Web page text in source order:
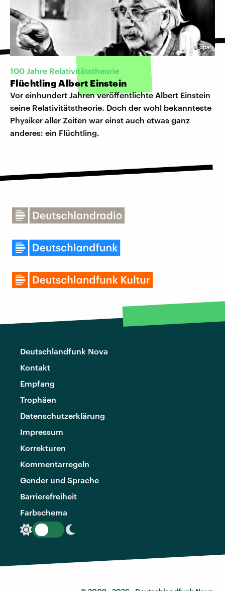
©dpa
100 Jahre Relativitätstheorie
Flüchtling Albert Einstein
Vor einhundert Jahren veröffentlichte Albert Einstein
seine Relativitätstheorie. Doch der wohl bekannteste
Physiker aller Zeiten war einst auch etwas ganz
anderes: ein Flüchtling.
Deutschlandfunk Nova
Kontakt
Empfang
Trophäen
Datenschutzerklärung
Impressum
Korrekturen
Kommentarregeln
Gender und Sprache
Barrierefreiheit
Farbschema